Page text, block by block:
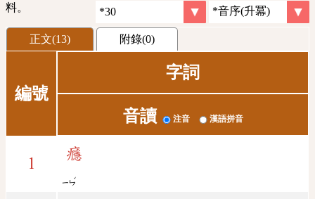
料。
正文(13) 附錄(0)
編號
字詞
音讀 注音 漢語拼音
1
癮
ㄧㄣ
ˇ